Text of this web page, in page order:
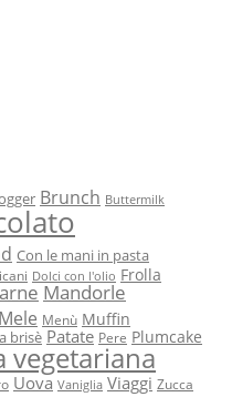
Brunch Buttermilk
Con le mani in pasta
Dolci con l'olio Frolla
Mandorle
Mele Menù Muffin
brisè Patate Pere Plumcake
vegetariana
Uova Vaniglia Viaggi Zucca